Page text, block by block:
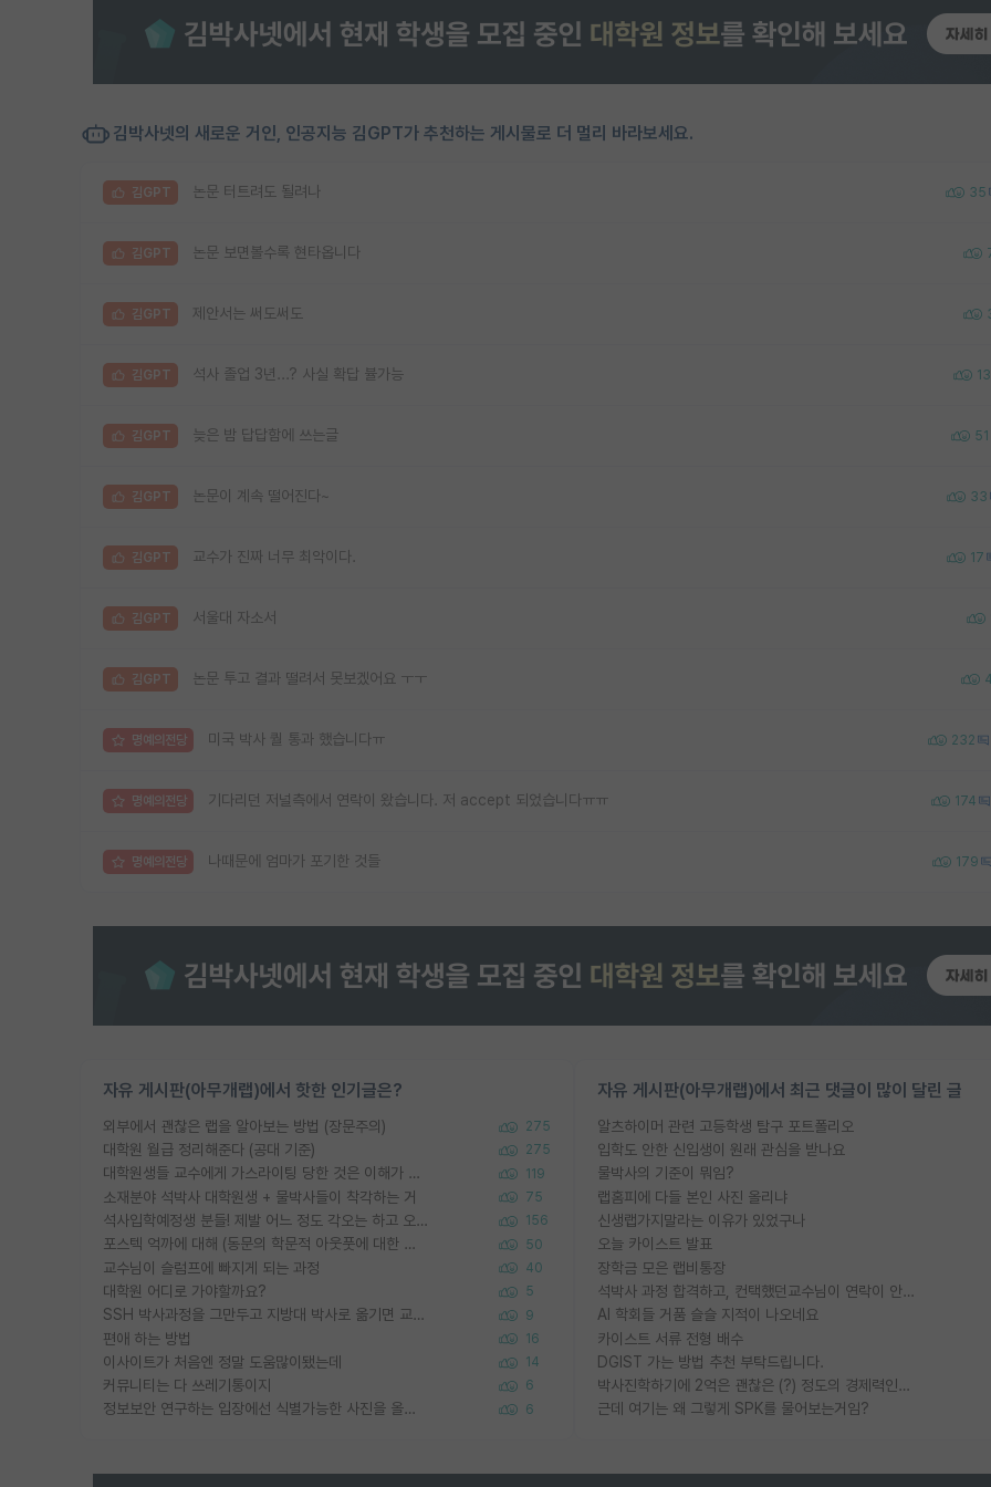
김박사넷의 새로운 거인, 인공지능 김GPT가 추천하는 게시물로 더 멀리 바라보세요.
김GPT 논문 터트려도 될려나 35
김GPT 논문 보면볼수록 현타옵니다
김GPT 제안서는 써도써도
김GPT 석사 졸업 3년...? 사실 확답 뷸가능 13
김GPT 늦은 밤 답답함에 쓰는글 51
김GPT 논문이 계속 떨어진다~ 33
김GPT 교수가 진짜 너무 최악이다. 17
김GPT 서울대 자소서
김GPT 논문 투고 결과 떨려서 못보겠어요 ㅜㅜ
명예의전당 미국 박사 퀄 통과 했습니다ㅠ 232
명예의전당 기다리던 저널측에서 연락이 왔습니다. 저 accept 되었습니다ㅠㅠ 174
명예의전당 나때문에 엄마가 포기한 것들 179
자유 게시판(아무개랩)에서 핫한 인기글은?
외부에서 괜찮은 랩을 알아보는 방법 (장문주의) 275
대학원 월급 정리해준다 (공대 기준) 275
대학원생들 교수에게 가스라이팅 당한 것은 이해가 갑니다. 안타깝네요. 119
소재분야 석박사 대학원생 + 물박사들이 착각하는 거 75
석사입학예정생 분들! 제발 어느 정도 각오는 하고 오세요. 156
포스텍 억까에 대해 (동문의 학문적 아웃풋에 대한 반박) 50
교수님이 슬럼프에 빠지게 되는 과정 40
대학원 어디로 가야할까요? 5
SSH 박사과정을 그만두고 지방대 박사로 옮기면 교수의 꿈은 끝일까요? 9
편애 하는 방법 16
이사이트가 처음엔 정말 도움많이됐는데 14
커뮤니티는 다 쓰레기통이지 6
정보보안 연구하는 입장에선 식별가능한 사진을 올리는건 비추이긴함 6
자유 게시판(아무개랩)에서 최근 댓글이 많이 달린 글
알츠하이머 관련 고등학생 탐구 포트폴리오
입학도 안한 신입생이 원래 관심을 받나요
물박사의 기준이 뭐임?
랩홈피에 다들 본인 사진 올리냐
신생랩가지말라는 이유가 있었구나
오늘 카이스트 발표
장학금 모은 랩비통장
석박사 과정 합격하고, 컨택했던교수님이 연락이 안됩니다...
AI 학회들 거품 슬슬 지적이 나오네요
카이스트 서류 전형 배수
DGIST 가는 방법 추천 부탁드립니다.
박사진학하기에 2억은 괜찮은 (?) 정도의 경제력인가요
근데 여기는 왜 그렇게 SPK를 물어보는거임?